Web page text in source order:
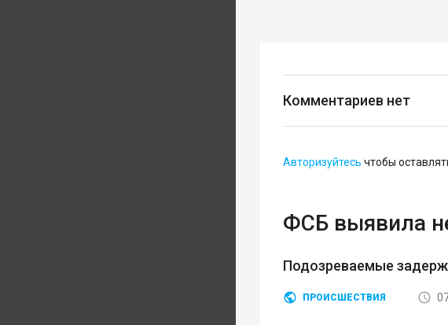
Комментариев нет
Авторизуйтесь чтобы
ФСБ выявила
Подозреваемые
ПРОИСШЕСТВИЯ